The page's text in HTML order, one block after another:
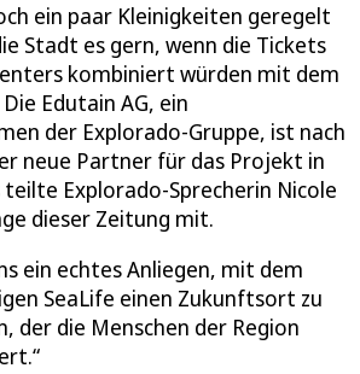
ein paar Kleinigkeiten geregelt
Stadt es gern, wenn die Tickets
kombiniert würden mit dem
Edutain AG, ein
der Explorado-Gruppe, ist nach
neue Partner für das Projekt in
teilte Explorado-Sprecherin Nicole
dieser Zeitung mit.
ein echtes Anliegen, mit dem
SeaLife einen Zukunftsort zu
der die Menschen der Region